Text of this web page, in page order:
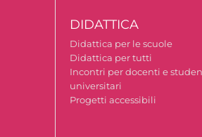
DIDATTICA
Didattica per le scuole
Didattica per tutti
Incontri per docenti e
universitari
Progetti accessibili